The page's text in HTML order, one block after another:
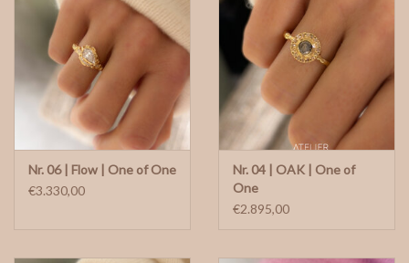
Nr. 06 | Flow | One of One
€3.330,00
Nr. 04 | OAK | One of
One
€2.895,00